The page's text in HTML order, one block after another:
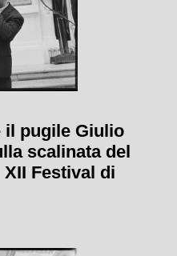
il pugile Giulio
scalinata del
Festival di